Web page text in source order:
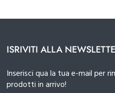
ISRIVITI ALLA
Inserisci qua la tua e-mail per
prodotti in arrivo!